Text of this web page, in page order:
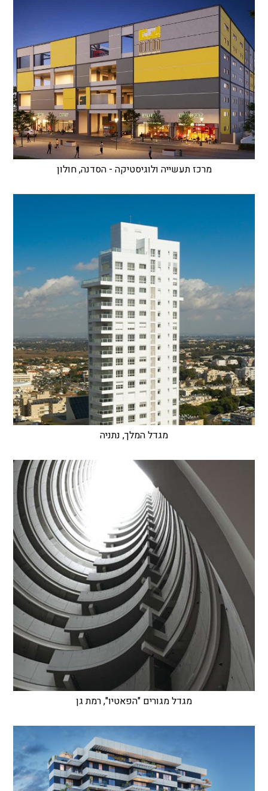
מרכז תעשייה ולוגיסטיקה - הסדנה, חולון
מגדל המלך, נתניה
מגדל מגורים "הפאטיו", רמת גן